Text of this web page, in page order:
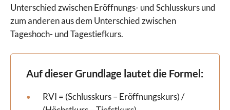
Unterschied zwischen Eröffnungs- und Schlusskurs und
zum anderen aus dem Unterschied zwischen
Tageshoch- und Tagestiefkurs.
Auf dieser Grundlage lautet die Formel:
RVI = (Schlusskurs – Eröffnungskurs) /